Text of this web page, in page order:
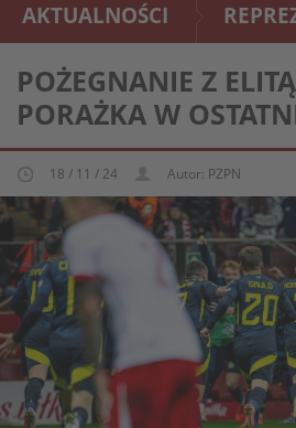
AKTUALNOŚCI
POŻEGNANIE Z
PORAŻKA W
18 / 11 / 24 Autor: PZPN